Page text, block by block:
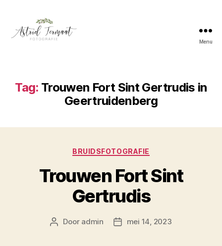
Menu
Tag: Trouwen Fort Sint Gertrudis in
Geertruidenberg
Categorieën
BRUIDSFOTOGRAFIE
Trouwen Fort Sint
Gertrudis
Berichtauteur
Door admin Berichtdatum
mei 14, 2023